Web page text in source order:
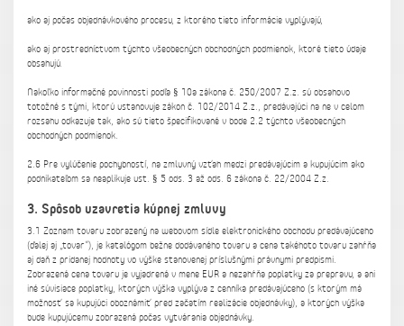
ako aj počas objednávkového procesu, z ktorého tieto informácie vyplývajú,
ako aj prostredníctvom týchto všeobecných obchodných podmienok, ktoré tieto údaje
obsahujú.
Nakoľko informačné povinnosti podľa § 10a zákona č. 250/2007 Z.z. sú obsahovo
totožné s tými, ktorú ustanovuje zákon č. 102/2014 Z.z., predávajúci na ne v celom
rozsahu odkazuje tak, ako sú tieto špecifikované v bode 2.2 týchto všeobecných
obchodných podmienok.
2.6 Pre vylúčenie pochybností, na zmluvný vzťah medzi predávajúcim a kupujúcim ako
podnikateľom sa neaplikuje ust. § 5 ods. 3 až ods. 6 zákona č. 22/2004 Z.z.
3. Spôsob uzavretia kúpnej zmluvy
3.1 Zoznam tovaru zobrazený na webovom sídle elektronického obchodu predávajúceho
(ďalej aj „tovar“), je katalógom bežne dodávaného tovaru a cena takéhoto tovaru zahŕňa
aj daň z pridanej hodnoty vo výške stanovenej príslušnými právnymi predpismi.
Zobrazená cena tovaru je vyjadrená v mene EUR a nezahŕňa poplatky za prepravu, a ani
iné súvisiace poplatky, ktorých výška vyplýva z cenníka predávajúceho (s ktorým má
možnosť sa kupujúci oboznámiť pred začatím realizácie objednávky), a ktorých výška
bude kupujúcemu zobrazená počas vytvárania objednávky.